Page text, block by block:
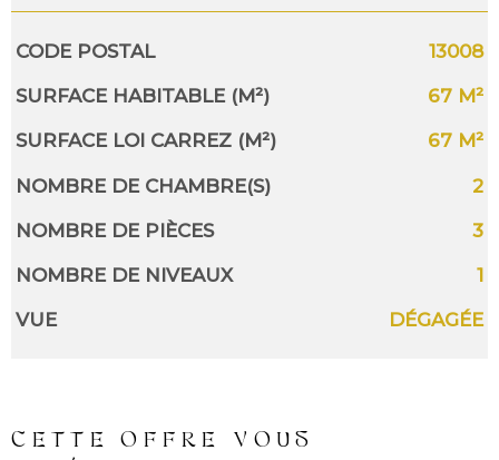
Caractérisque Valeurs
CODE POSTAL 13008
SURFACE HABITABLE (M²) 67 M²
SURFACE LOI CARREZ (M²) 67 M²
NOMBRE DE CHAMBRE(S) 2
NOMBRE DE PIÈCES 3
NOMBRE DE NIVEAUX 1
VUE DÉGAGÉE
CETTE OFFRE
VOUS